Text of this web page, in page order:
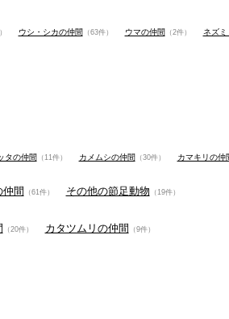
ウシ・シカの仲間 （63件） ウマの仲間 （2件） ネズミ
タの仲間 （11件） カメムシの仲間 （30件） カマキリの仲
仲間 （61件） その他の節足動物 （19件）
（20件） カタツムリの仲間 （9件）